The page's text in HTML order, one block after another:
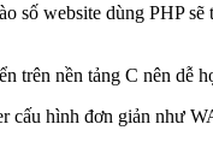
số website dùng PHP sẽ
trên nền tảng C nên dễ
cấu hình đơn giản như